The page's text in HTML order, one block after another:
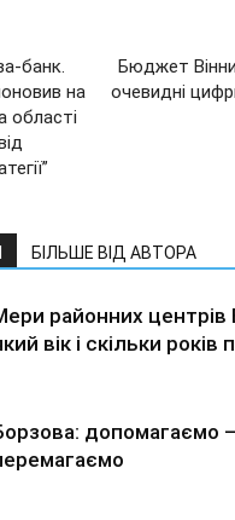
банк.
на
області
Бюджет
очевидні
БІЛЬШЕ ВІД АВТОРА
районних центрів
вік і скільки років
допомагаємо